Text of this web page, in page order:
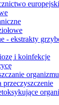
- ekstrakty
i koinfekcje
organizmu
przeczyszczenie